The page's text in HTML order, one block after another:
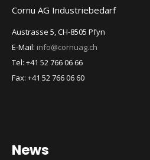
Cornu AG Industriebedarf
Austrasse 5, CH-8505 Pfyn
E-Mail: info@cornuag.ch
Tel: +41 52 766 06 66
Fax: +41 52 766 06 60
News